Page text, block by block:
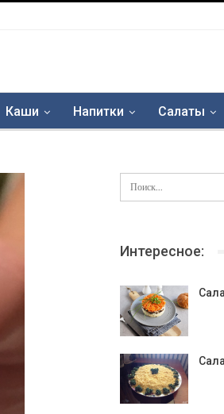
Каши Напитки Салаты
Интересное: